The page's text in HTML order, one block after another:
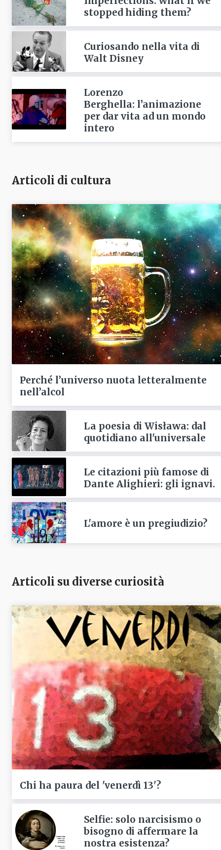
stopped hiding them?
Curiosando nella vita di
Walt Disney
Lorenzo
Berghella: l’animazione
per dar vita ad un mondo
intero
Articoli di cultura
Perché l’universo nuota letteralmente
nell’alcol
La poesia di Wisława: dal
quotidiano all'universale
Le citazioni più famose di
Dante Alighieri: gli ignavi.
L'amore è un pregiudizio?
Articoli su diverse curiosità
Chi ha paura del 'venerdì 13'?
Selfie: solo narcisismo o
bisogno di affermare la
nostra esistenza?